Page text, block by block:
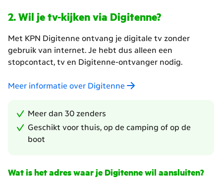
abonnement
Wil je tv-kijken via Digitenne?
Met KPN Digitenne ontvang je digitale tv zonder
gebruik van internet. Je hebt dus alleen een
stopcontact, tv en Digitenne-ontvanger nodig.
Meer informatie over Digitenne
Meer dan 30 zenders
Geschikt voor thuis, op de camping of op de
boot
Wat is het adres waar je Digitenne wil aansluiten?